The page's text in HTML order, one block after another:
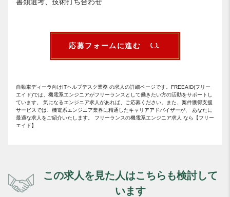
応募フォームに進む
自動車ディーラ向けITヘルプデスク業務 の求人の詳細ページです。FREEAID(フリー
エイド)では、機電系エンジニアがフリーランスとして働きたい方の活動をサポートし
ています。 気になるエンジニア求人があれば、ご応募ください。また、案件獲得支援
サービスでは、機電系エンジニア業界に精通したキャリアアドバイザーが、 あなたに
最適な求人をご紹介いたします。 フリーランスの機電系エンジニア求人 なら【フリー
エイド】
この求人を見た人はこちらも検討して
います